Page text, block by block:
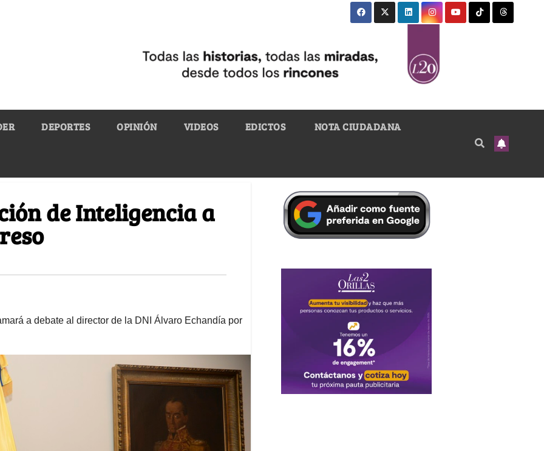
DEPORTES OPINIÓN VIDEOS EDICTOS NOTA CIUDADANA
de Inteligencia a
a debate al director de la DNI Álvaro Echandía por